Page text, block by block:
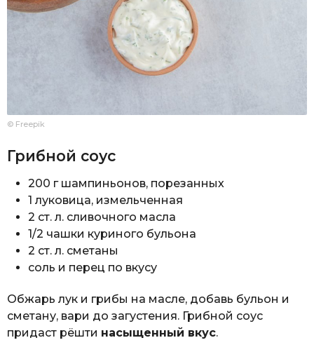
© Freepik
Грибной соус
200 г шампиньонов, порезанных
1 луковица, измельченная
2 ст. л. сливочного масла
1/2 чашки куриного бульона
2 ст. л. сметаны
соль и перец по вкусу
Обжарь лук и грибы на масле, добавь бульон и
сметану, вари до загустения. Грибной соус
придаст рёшти насыщенный вкус.